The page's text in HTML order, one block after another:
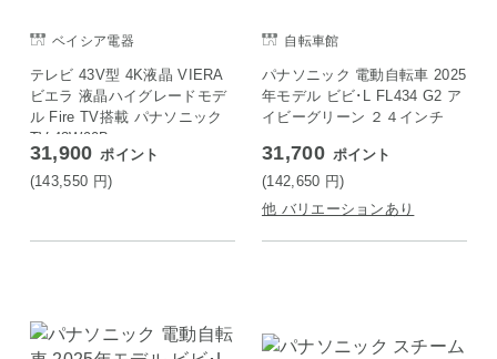
ベイシア電器
テレビ 43V型 4K液晶 VIERA
ビエラ 液晶ハイグレードモデ
ル Fire TV搭載 パナソニック
TV-43W90B
31,900 ポイント
(143,550 円)
自転車館
パナソニック 電動自転車 2025
年モデル ビビ･L FL434 G2 ア
イビーグリーン ２４インチ
31,700 ポイント
(142,650 円)
他 バリエーションあり